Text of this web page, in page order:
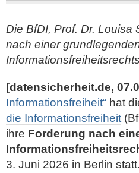
Die BfDI, Prof. Dr.
nach einer
[datensicherheit.de,
Informationsfreiheit“ hat
die Informationsfreiheit
ihre Forderung nach
3. Juni 2026 in Berlin